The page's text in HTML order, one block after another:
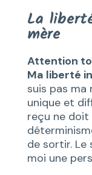
La
mère
Attention
Ma liberté
suis pas ma
uniqueet
reçu ne doit
de sortir. Le
moi une